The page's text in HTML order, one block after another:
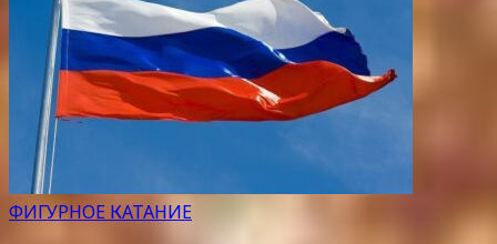
ФИГУРНОЕ КАТАНИЕ